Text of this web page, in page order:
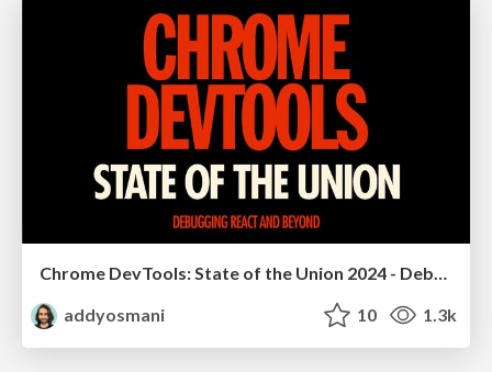
Chrome DevTools: State of the Union 2024 - Debugging React & Beyond
addyosmani
10 1.3k